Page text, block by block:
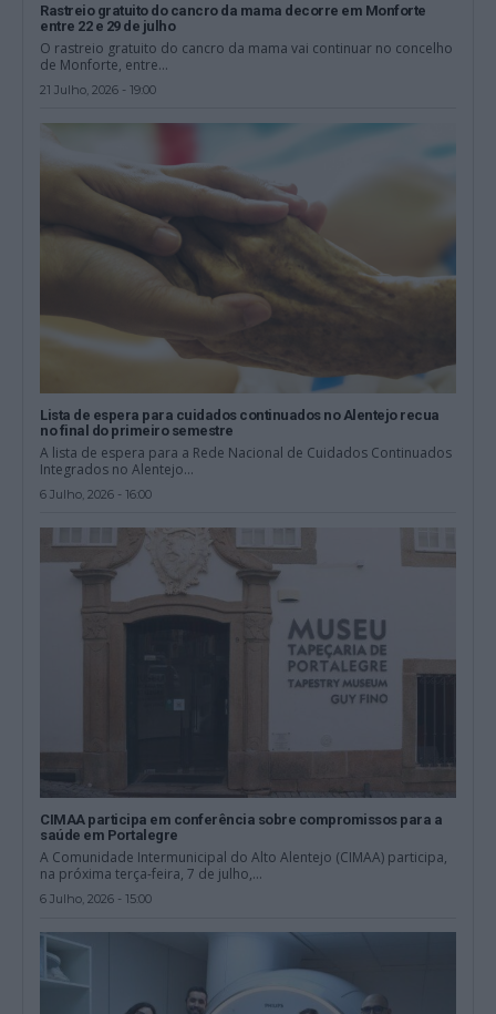
Rastreio gratuito do cancro da mama decorre em Monforte
entre 22 e 29 de julho
O rastreio gratuito do cancro da mama vai continuar no concelho
de Monforte, entre...
21 Julho, 2026 - 19:00
Lista de espera para cuidados continuados no Alentejo recua
no final do primeiro semestre
A lista de espera para a Rede Nacional de Cuidados Continuados
Integrados no Alentejo...
6 Julho, 2026 - 16:00
CIMAA participa em conferência sobre compromissos para a
saúde em Portalegre
A Comunidade Intermunicipal do Alto Alentejo (CIMAA) participa,
na próxima terça-feira, 7 de julho,...
6 Julho, 2026 - 15:00